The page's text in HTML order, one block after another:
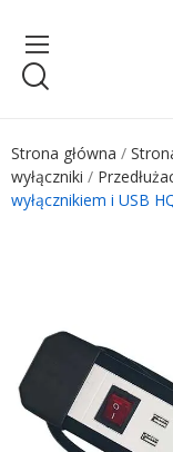
Strona główna
wyłączniki
wyłącznikiem i USB